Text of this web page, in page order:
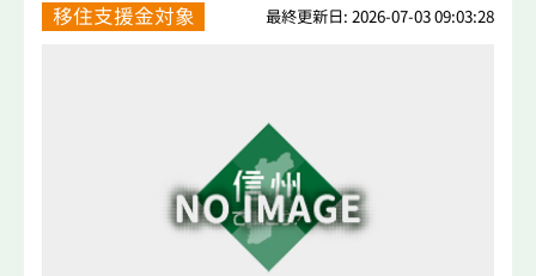
移住支援金対象 最終更新日: 2026-07-03 09:03:28